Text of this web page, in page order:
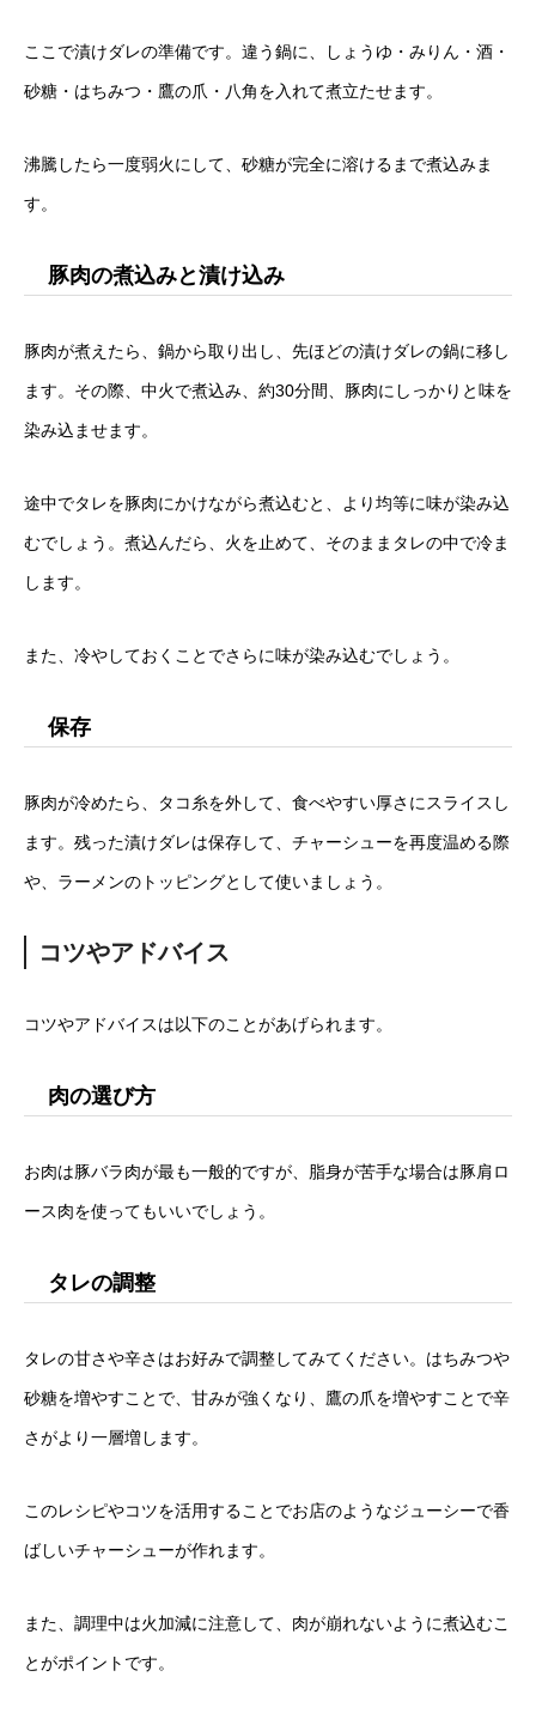
ここで漬けダレの準備です。違う鍋に、しょうゆ・みりん・酒・
砂糖・はちみつ・鷹の爪・八角を入れて煮立たせます。
沸騰したら一度弱火にして、砂糖が完全に溶けるまで煮込みま
す。
豚肉の煮込みと漬け込み
豚肉が煮えたら、鍋から取り出し、先ほどの漬けダレの鍋に移し
ます。その際、中火で煮込み、約30分間、豚肉にしっかりと味を
染み込ませます。
途中でタレを豚肉にかけながら煮込むと、より均等に味が染み込
むでしょう。煮込んだら、火を止めて、そのままタレの中で冷ま
します。
また、冷やしておくことでさらに味が染み込むでしょう。
保存
豚肉が冷めたら、タコ糸を外して、食べやすい厚さにスライスし
ます。残った漬けダレは保存して、チャーシューを再度温める際
や、ラーメンのトッピングとして使いましょう。
コツやアドバイス
コツやアドバイスは以下のことがあげられます。
肉の選び方
お肉は豚バラ肉が最も一般的ですが、脂身が苦手な場合は豚肩ロ
ース肉を使ってもいいでしょう。
タレの調整
タレの甘さや辛さはお好みで調整してみてください。はちみつや
砂糖を増やすことで、甘みが強くなり、鷹の爪を増やすことで辛
さがより一層増します。
このレシピやコツを活用することでお店のようなジューシーで香
ばしいチャーシューが作れます。
また、調理中は火加減に注意して、肉が崩れないように煮込むこ
とがポイントです。